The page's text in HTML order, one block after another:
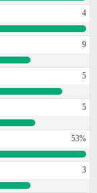
4
9
5
5
53%
3